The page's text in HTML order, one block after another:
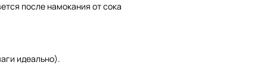
после намокания от сока
идеально).